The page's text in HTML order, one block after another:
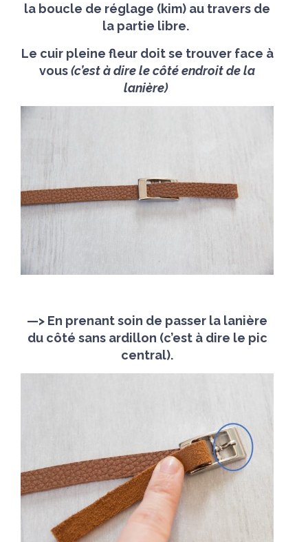
la boucle de réglage (kim) au travers de
la partie libre.
Le cuir pleine fleur doit se trouver face à
vous(c’est à dire le côté endroit de la
lanière)
—> En prenant soin de passer la lanière
du côté sans ardillon (c’est à dire le pic
central).